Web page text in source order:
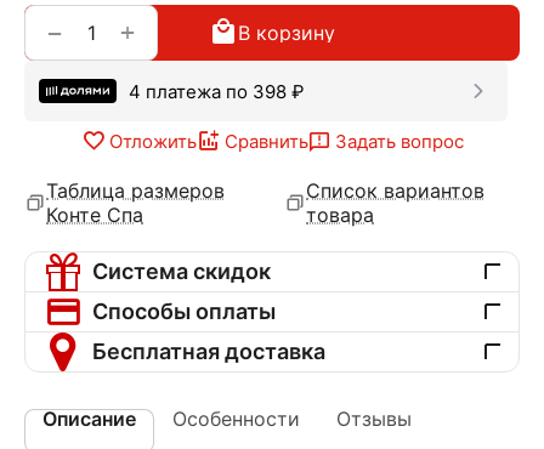
+
− В корзину
4 платежа по 398 ₽
Отложить Сравнить Задать вопрос
Таблица размеров
Конте Спа
Список вариантов
товара
Система скидок
Способы оплаты
Бесплатная доставка
Описание Особенности Отзывы